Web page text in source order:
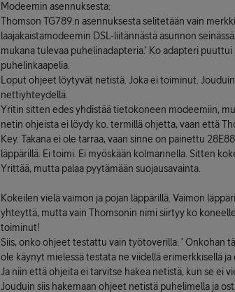
Modeemin asennuksesta:
Thomson TG789:n asennuksesta selitetään vain
laajakaistamodeemin DSL-liitännästä asunnon
mukana tulevaa puhelinadapteria.’ Ko adapteri
puhelinkaapelia.
Loput ohjeet löytyvät netistä. Joka ei toiminut.
nettiyhteydellä.
Yritin sitten edes yhdistää tietokoneen modeemiin,
netin ohjeista ei löydy ko. termillä ohjetta, vaan että
Key. Takana ei ole tarraa, vaan sinne on painettu
läppärillä. Ei toimi. Ei myöskään kolmannella. Sitten
Yrittää, mutta palaa pyytämään suojausavainta.
Kokeilen vielä vaimon ja pojan läppärillä. Vaimon
yhteyttä, mutta vain Thomsonin nimi siirtyy ko
toiminut!
Siis, onko ohjeet testattu vain työtoverilla: ’ Onkohan
ole käynyt mielessä testata ne viidellä erimerkkisellä
Ja niin että ohjeita ei tarvitse hakea netistä, kun se ei
Jouduin siis hakemaan ohjeet netistä puhelimella ja